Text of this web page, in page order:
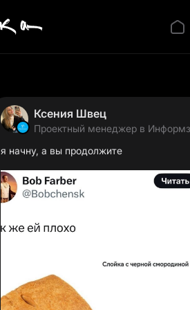
Ксения Швец
Проектный менеджер в
я начну, а вы продолжите